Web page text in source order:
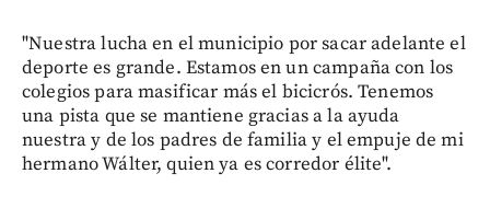
"Nuestra lucha en el municipio por sacar adelante el
deporte es grande. Estamos en un campaña con los
colegios para masificar más el bicicrós. Tenemos
una pista que se mantiene gracias a la ayuda
nuestra y de los padres de familia y el empuje de mi
hermano Wálter, quien ya es corredor élite".